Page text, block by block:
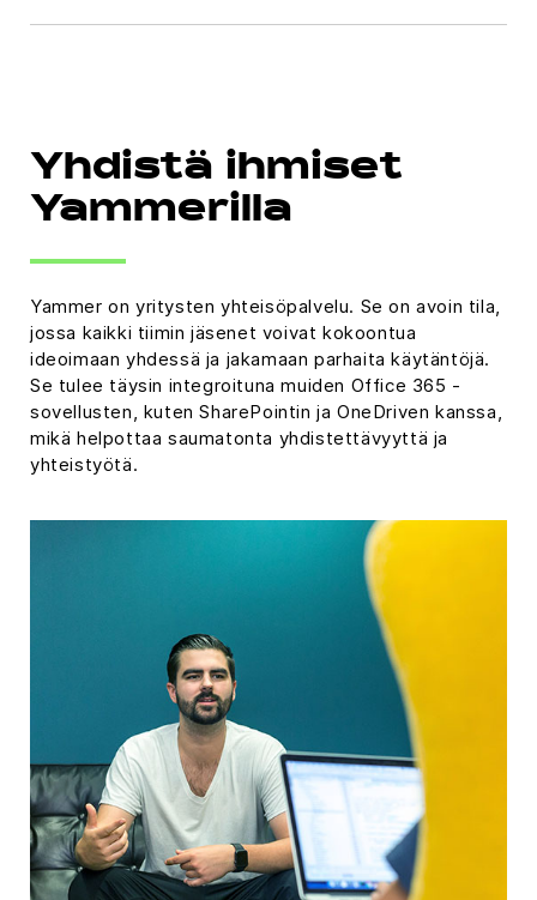
Yhdistä ihmiset
Yammerilla
Yammer on yritysten yhteisöpalvelu. Se on avoin tila,
jossa kaikki tiimin jäsenet voivat kokoontua
ideoimaan yhdessä ja jakamaan parhaita käytäntöjä.
Se tulee täysin integroituna muiden Office 365 -
sovellusten, kuten SharePointin ja OneDriven kanssa,
mikä helpottaa saumatonta yhdistettävyyttä ja
yhteistyötä.